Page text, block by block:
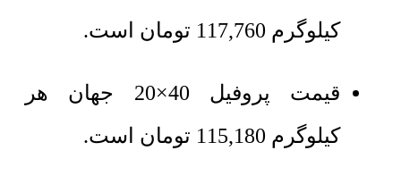
کیلوگرم 117,760 تومان است.
قیمت پروفیل 40×20 جهان هر
کیلوگرم 115,180 تومان است.